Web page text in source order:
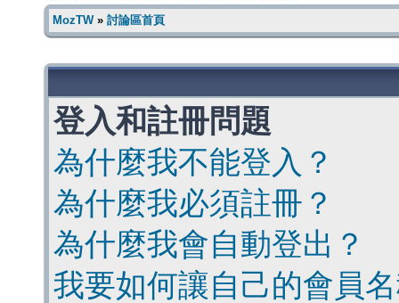
MozTW» 討論區首頁
登入和註冊問題
為什麼我不能登入？
為什麼我必須註冊？
為什麼我會自動登出？
我要如何讓自己的會員